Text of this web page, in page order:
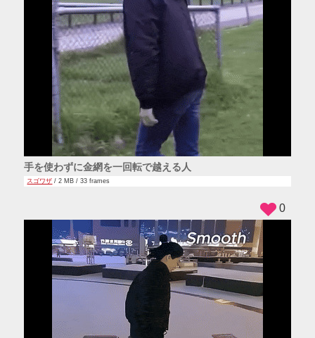
手を使わずに金網を一回転で越える人
スゴワザ / 2 MB / 33 frames
0